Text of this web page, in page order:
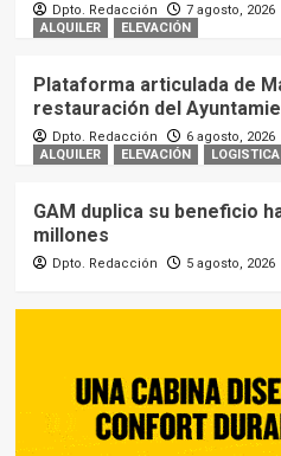
Dpto. Redacción 7 agosto, 2026
ALQUILER
ELEVACIÓN
Plataforma articulada de
restauración del
Dpto. Redacción 6 agosto, 2026
ALQUILER
ELEVACIÓN LOGISTICA
GAM duplica su beneficio
millones
Dpto. Redacción 5 agosto, 2026